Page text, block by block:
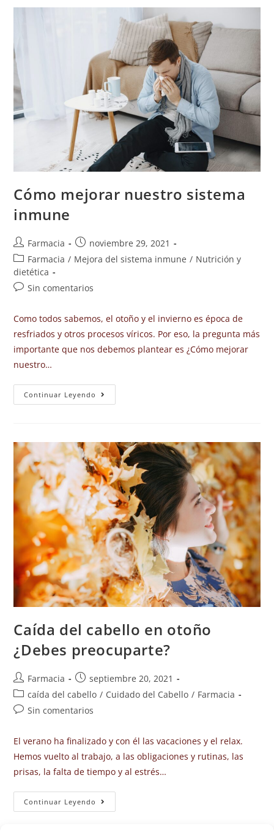
Cómo mejorar nuestro sistema
inmune
Farmacia
noviembre 29, 2021
Farmacia / Mejora del sistema inmune / Nutrición y
dietética
Sin comentarios
Como todos sabemos, el otoño y el invierno es época de
resfriados y otros procesos víricos. Por eso, la pregunta más
importante que nos debemos plantear es ¿Cómo mejorar
nuestro…
Continuar Leyendo
Caída del cabello en otoño
¿Debes preocuparte?
Farmacia
septiembre 20, 2021
caída del cabello / Cuidado del Cabello / Farmacia
Sin comentarios
El verano ha finalizado y con él las vacaciones y el relax.
Hemos vuelto al trabajo, a las obligaciones y rutinas, las
prisas, la falta de tiempo y al estrés…
Continuar Leyendo